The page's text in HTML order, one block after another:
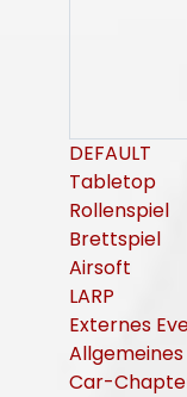
DEFAULT
Tabletop
Rollenspiel
Brettspiel
Airsoft
LARP
Externes
Allgemeines
Car-